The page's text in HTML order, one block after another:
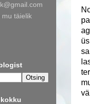
mu täielik